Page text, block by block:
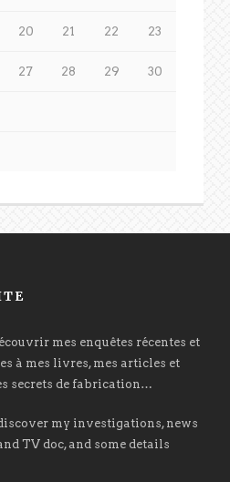
20 21 22 23
27 28 29 30
mes enquêtes récentes et
à mes livres, mes articles et
secrets de fabrication…
my investigations, news
TV doc, and some details